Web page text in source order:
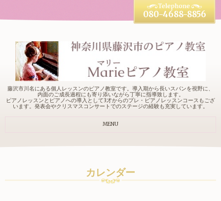
藤沢市川名にある個人レッスンのピアノ教室です。導入期から長いスパンを視野に、
内面のご成長過程にも寄り添いながら丁寧に指導致します。
ピアノレッスンとピアノへの導入として3才からのプレ・ピアノレッスンコースもござ
います。発表会やクリスマスコンサートでのステージの経験も充実しています。
080-4688-8856
MENU
カレンダー